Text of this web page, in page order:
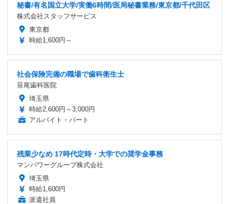
秘書/有名国立大学/実働6時間/医局秘書業務/東京都/千代田区
株式会社スタッフサービス
東京都
時給1,600円～
社会保険完備の職場で歯科衛生士
笹尾歯科医院
埼玉県
時給2,600円～3,000円
アルバイト・パート
残業少なめ 17時代定時・大学での奨学金事務
マンパワーグループ株式会社
埼玉県
時給1,600円
派遣社員